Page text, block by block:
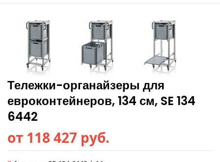
Тележки-органайзеры для
евроконтейнеров, 134 см, SE 134
6442
от 118 427 руб.